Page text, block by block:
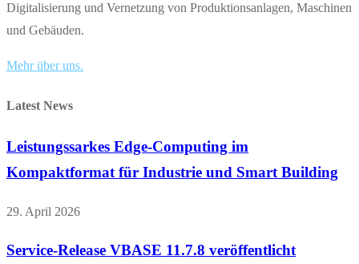
Digitalisierung und Vernetzung von Produktionsanlagen, Maschinen
und Gebäuden.
Mehr über uns.
Latest News
Leistungssarkes Edge-Computing im
Kompaktformat für Industrie und Smart Building
29. April 2026
Service-Release VBASE 11.7.8 veröffentlicht